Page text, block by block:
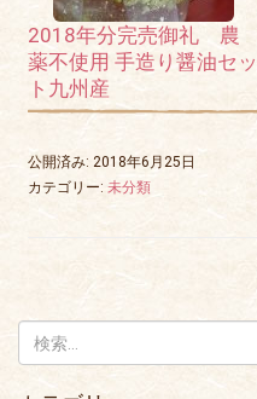
2018年分完売御礼 農
薬不使用 手造り醤油セッ
ト九州産
公開済み: 2018年6月25日
カテゴリー:未分類
検
索: